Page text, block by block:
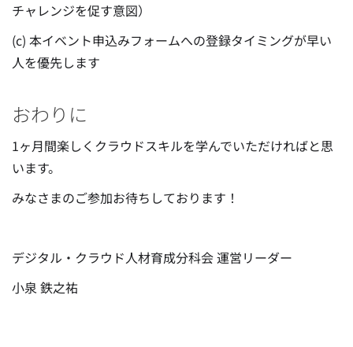
チャレンジを促す意図）
(c) 本イベント申込みフォームへの登録タイミングが早い
人を優先します
おわりに
1ヶ月間楽しくクラウドスキルを学んでいただければと思
います。
みなさまのご参加お待ちしております！
デジタル・クラウド人材育成分科会 運営リーダー
小泉 鉄之祐